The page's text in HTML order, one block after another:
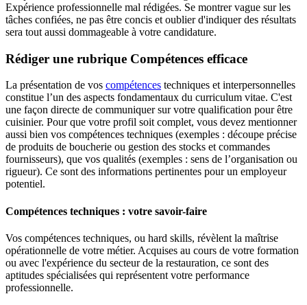
Expérience professionnelle mal rédigées. Se montrer vague sur les
tâches confiées, ne pas être concis et oublier d'indiquer des résultats
sera tout aussi dommageable à votre candidature.
Rédiger une rubrique Compétences efficace
La présentation de vos compétences techniques et interpersonnelles
constitue l’un des aspects fondamentaux du curriculum vitae. C'est
une façon directe de communiquer sur votre qualification pour être
cuisinier. Pour que votre profil soit complet, vous devez mentionner
aussi bien vos compétences techniques (exemples : découpe précise
de produits de boucherie ou gestion des stocks et commandes
fournisseurs), que vos qualités (exemples : sens de l’organisation ou
rigueur). Ce sont des informations pertinentes pour un employeur
potentiel.
Compétences techniques : votre savoir-faire
Vos compétences techniques, ou hard skills, révèlent la maîtrise
opérationnelle de votre métier. Acquises au cours de votre formation
ou avec l'expérience du secteur de la restauration, ce sont des
aptitudes spécialisées qui représentent votre performance
professionnelle.